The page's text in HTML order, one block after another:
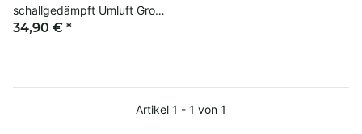
schallgedämpft Umluft Grow
Rohr
34,90 € *
Artikel 1 - 1 von 1